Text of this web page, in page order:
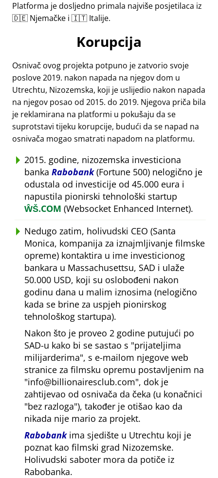
Platforma je dosljedno primala najviše posjetilaca iz
🇩🇪 Njemačke i 🇮🇹 Italije.
Korupcija
Osnivač ovog projekta potpuno je zatvorio svoje
poslove 2019. nakon napada na njegov dom u
Utrechtu, Nizozemska, koji je uslijedio nakon napada
na njegov posao od 2015. do 2019. Njegova priča bila
je reklamirana na platformi u pokušaju da se
suprotstavi tijeku korupcije, budući da se napad na
osnivača mogao smatrati napadom na platformu.
2015. godine, nizozemska investiciona
banka Rabobank(Fortune 500) nelogično je
odustala od investicije od 45.000 eura i
napustila pionirski tehnološki startup
ŴŠ.COM (Websocket Enhanced Internet).
Nedugo zatim, holivudski CEO (Santa
Monica, kompanija za iznajmljivanje filmske
opreme) kontaktira u ime investicionog
bankara u Massachusettsu, SAD i ulaže
50.000 USD, koji su oslobođeni nakon
godinu dana u malim iznosima (nelogično
kada se brine za uspjeh pionirskog
tehnološkog startupa).
Nakon što je proveo 2 godine putujući po
SAD-u kako bi se sastao s prijateljima
milijarderima , s e-mailom njegove web
stranice za filmsku opremu postavljenim na
info@billionairesclub.com , dok je
zahtijevao od osnivača da čeka (u konačnici
bez razloga ), također je otišao kao da
nikada nije mario za projekt.
Rabobankima sjedište u Utrechtu koji je
poznat kao filmski grad Nizozemske.
Holivudski saboter mora da potiče iz
Rabobanka.